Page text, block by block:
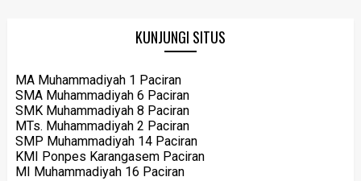
KUNJUNGI SITUS
MA Muhammadiyah 1 Paciran
SMA Muhammadiyah 6 Paciran
SMK Muhammadiyah 8 Paciran
MTs. Muhammadiyah 2 Paciran
SMP Muhammadiyah 14 Paciran
KMI Ponpes Karangasem Paciran
MI Muhammadiyah 16 Paciran